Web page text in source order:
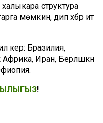
халыкара структура
мөмкин, дип хәбәр итә
керә: Бразилия,
Иран, Берләшкән
!